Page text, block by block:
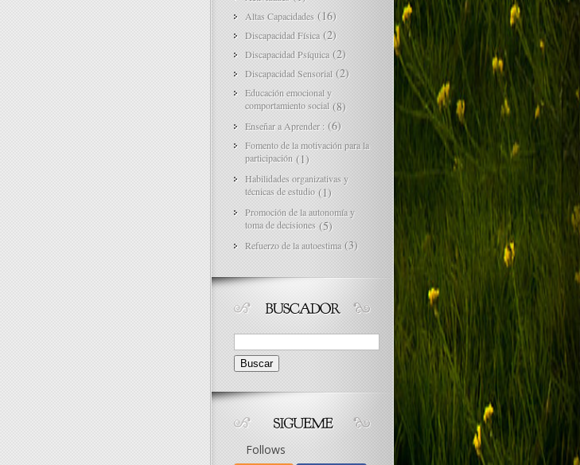
Altas Capacidades (16)
Discapacidad Física (2)
Discapacidad Psíquica (2)
Discapacidad Sensorial (2)
Educación emocional y
comportamiento social (8)
Enseñar a Aprender : (6)
Fomento de la motivación para la
participación (1)
Habilidades organizativas y
técnicas de estudio(1)
Promoción de la autonomía y
toma de decisiones (5)
Refuerzo de la autoestima(3)
Buscar:
Follows